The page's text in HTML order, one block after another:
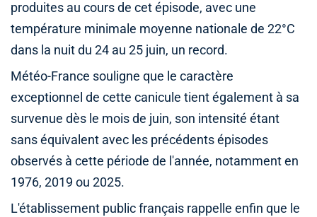
produites au cours de cet épisode, avec une
température minimale moyenne nationale de 22°C
dans la nuit du 24 au 25 juin, un record.
Météo-France souligne que le caractère
exceptionnel de cette canicule tient également à sa
survenue dès le mois de juin, son intensité étant
sans équivalent avec les précédents épisodes
observés à cette période de l'année, notamment en
1976, 2019 ou 2025.
L'établissement public français rappelle enfin que le